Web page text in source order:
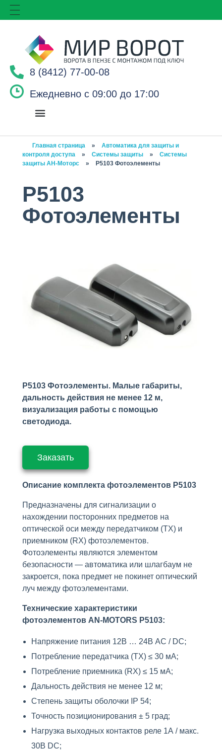
8 (8412) 77-00-08
Ежедневно с 09:00 до 17:00
Главная страница »
Автоматика для защиты и
контроля доступа
» Системы защиты »
Системы
защиты АН-Моторс
» P5103 Фотоэлементы
P5103
Фотоэлементы
P5103 Фотоэлементы. Малые габариты,
дальность действия не менее 12 м,
визуализация работы с помощью
светодиода.
Заказать
Описание комплекта фотоэлементов P5103
Предназначены для сигнализации о
нахождении посторонних предметов на
оптической оси между передатчиком (TX) и
приемником (RX) фотоэлементов.
Фотоэлементы являются элементом
безопасности — автоматика или шлагбаум не
закроется, пока предмет не покинет оптический
луч между фотоэлементами.
Технические характеристики
фотоэлементов AN-MOTORS P5103:
Напряжение питания 12В … 24В AC / DC;
Потребление передатчика (TX) ≤ 30 мА;
Потребление приемника (RX) ≤ 15 мА;
Дальность действия не менее 12 м;
Степень защиты оболочки IP 54;
Точность позиционирования ± 5 град;
Нагрузка выходных контактов реле 1А / макс.
30В DC;